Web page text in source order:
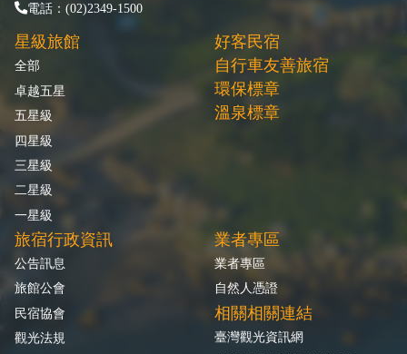
電話：(02)2349-1500
星級旅館
全部
卓越五星
五星級
四星級
三星級
二星級
一星級
好客民宿
自行車友善旅宿
環保標章
溫泉標章
旅宿行政資訊
公告訊息
旅館公會
民宿協會
觀光法規
業者專區
業者專區
自然人憑證
相關相關連結
臺灣觀光資訊網